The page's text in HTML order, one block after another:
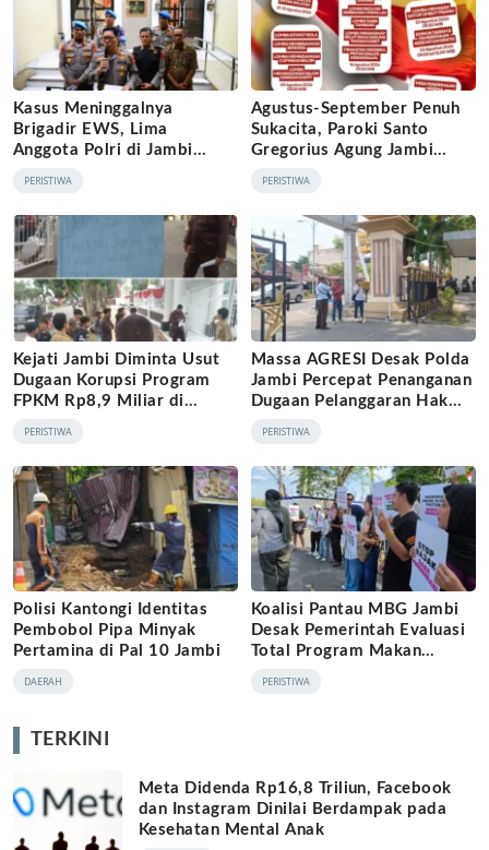
Kasus Meninggalnya
Brigadir EWS, Lima
Anggota Polri di Jambi
PERISTIWA
Agustus-September Penuh
Sukacita, Paroki Santo
Gregorius Agung Jambi
PERISTIWA
Kejati Jambi Diminta Usut
Dugaan Korupsi Program
FPKM Rp8,9 Miliar di
PERISTIWA
Massa AGRESI Desak Polda
Jambi Percepat Penanganan
Dugaan Pelanggaran Hak
PERISTIWA
Polisi Kantongi Identitas
Pembobol Pipa Minyak
Pertamina di Pal 10 Jambi
DAERAH
Koalisi Pantau MBG Jambi
Desak Pemerintah Evaluasi
Total Program Makan
PERISTIWA
TERKINI
Meta Didenda Rp16,8 Triliun, Facebook
dan Instagram Dinilai Berdampak pada
Kesehatan Mental Anak